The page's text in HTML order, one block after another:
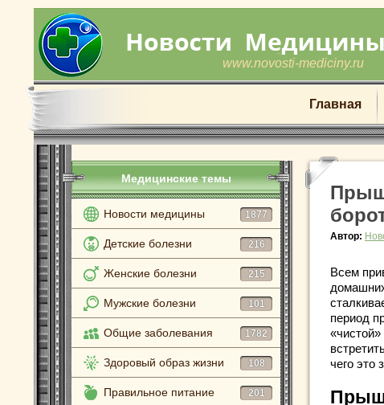
www.novosti-mediciny.ru
Главная
Медицинские темы
Новости медицины 1877
Детские болезни 216
Женские болезни 215
Мужские болезни 101
Общие заболевания 1782
Здоровый образ жизни 108
Правильное питание 201
Автор:
Всем
период
чего это